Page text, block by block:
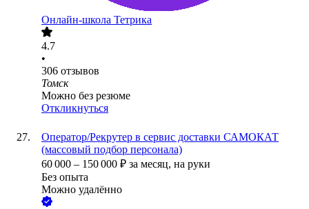
Онлайн-школа Тетрика
4.7
•
306 отзывов
Томск
Можно без резюме
Откликнуться
Оператор/Рекрутер в сервис доставки САМОКАТ
(массовый подбор персонала)
60 000 – 150 000 ₽ за месяц, на руки
Без опыта
Можно удалённо